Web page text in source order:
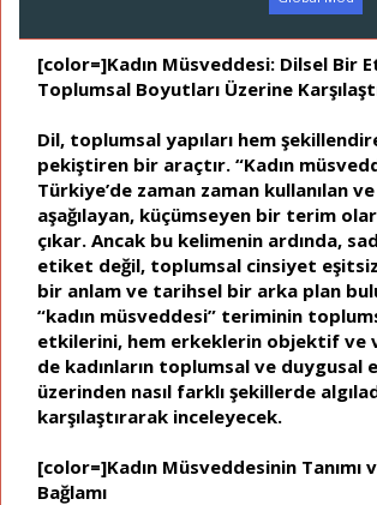
t
r
i
h
[color=]Kadın Müsveddesi: Dilsel Bir
Toplumsal Boyutları Üzerine
Dil, toplumsal yapıları hem
pekiştiren bir araçtır. “Kadın
Türkiye’de zaman zaman kullanılan ve
aşağılayan, küçümseyen bir terim
çıkar. Ancak bu kelimenin ardında,
etiket değil, toplumsal cinsiyet
bir anlam ve tarihsel bir arka plan
“kadın müsveddesi” teriminin
etkilerini, hem erkeklerin objektif ve
de kadınların toplumsal ve duygusal
üzerinden nasıl farklı şekillerde
karşılaştırarak inceleyecek.
[color=]Kadın Müsveddesinin Tanımı
Bağlamı